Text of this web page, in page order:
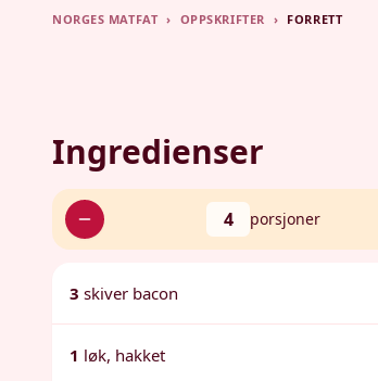
NORGES MATFAT › OPPSKRIFTER › FORRETT
Ingredienser
4 porsjoner
3 skiver bacon
1 løk, hakket